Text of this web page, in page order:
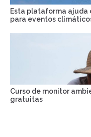
Esta plataforma ajuda
para eventos
Curso de monitor
gratuitas